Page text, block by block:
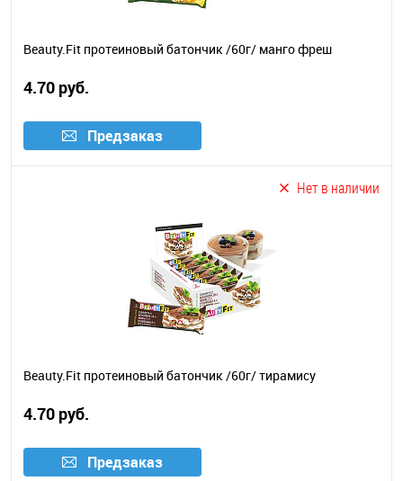
Beauty.Fit протеиновый батончик /60г/ манго фреш
4.70 руб.
Предзаказ
Нет в наличии
Beauty.Fit протеиновый батончик /60г/ тирамису
4.70 руб.
Предзаказ